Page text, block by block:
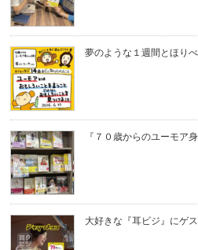
夢のような１週間とほり
『７０歳からのユーモア
大好きな『耳ビジ』にゲ